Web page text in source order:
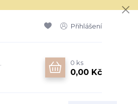
Přihlášení
0 ks
0,00 Kč